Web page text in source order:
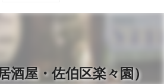
酒屋・佐伯区楽々園）